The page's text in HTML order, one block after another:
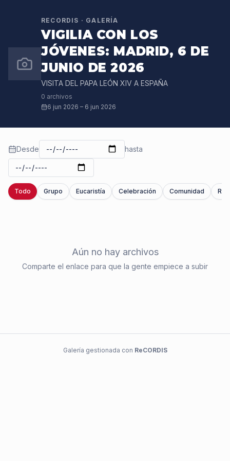
RECORDIS · GALERÍA
VIGILIA CON LOS
JÓVENES: MADRID, 6 DE
JUNIO DE 2026
VISITA DEL PAPA LEÓN XIV A ESPAÑA
0 archivos
6 jun 2026 – 6 jun 2026
Desde hasta
Todo Grupo Eucaristía Celebración Comunidad
Aún no hay archivos
Comparte el enlace para que la gente empiece a subir
Galería gestionada con ReCORDIS